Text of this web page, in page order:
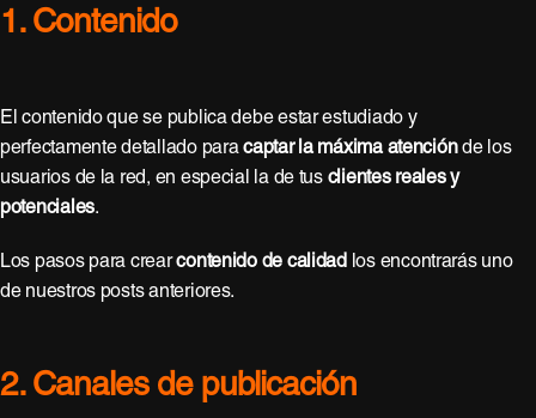
1. Contenido
El contenido que se publica debe estar estudiado y
perfectamente detallado paracaptar la máxima atenciónde los
usuarios de la red, en especial la de tus clientes reales y
potenciales.
Los pasos para crearcontenido de calidad
los encontrarás uno
de nuestros posts anteriores.
2. Canales de publicación